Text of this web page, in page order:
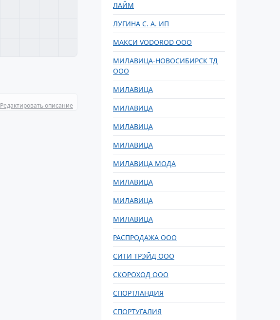
Редактировать описание
ЛАЙМ
ЛУГИНА С. А. ИП
МАКСИ VODOROD ООО
МИЛАВИЦА-НОВОСИБИРСК ТД
ООО
МИЛАВИЦА
МИЛАВИЦА
МИЛАВИЦА
МИЛАВИЦА
МИЛАВИЦА МОДА
МИЛАВИЦА
МИЛАВИЦА
МИЛАВИЦА
РАСПРОДАЖА ООО
СИТИ ТРЭЙД ООО
СКОРОХОД ООО
СПОРТЛАНДИЯ
СПОРТУГАЛИЯ